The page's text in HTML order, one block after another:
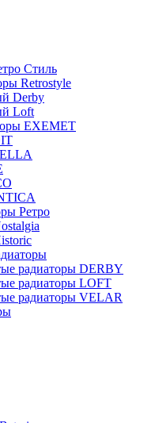
Стиль
Retrostyle
Derby
Loft
EXEMET
Ретро
радиаторы DERBY
радиаторы LOFT
радиаторы VELAR